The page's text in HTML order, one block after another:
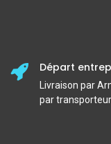
Départ
Livraison par
par